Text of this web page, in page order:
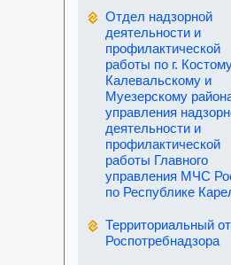
Отдел надзорной
деятельности и
профилактической
работы по г.
Калевальскому и
Муезерскому
управления
деятельности и
профилактической
работы Главного
управления МЧС
по Республике
Территориальный
Роспотребнадзора